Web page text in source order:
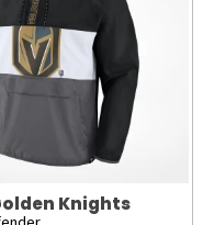
Knights